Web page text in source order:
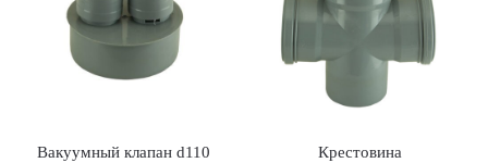
Вакуумный клапан d110
Крестовина